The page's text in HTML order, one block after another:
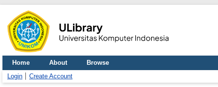
Home About
Browse
Login
Create Account